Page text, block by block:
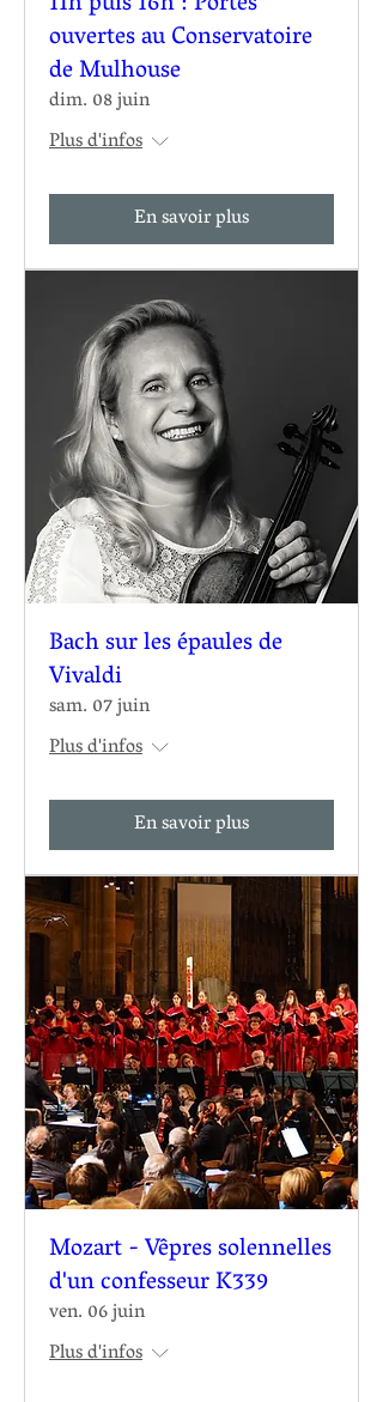
ouvertes au Conservatoire
de Mulhouse
dim. 08 juin
Plus d'infos
En savoir plus
Bach sur les épaules de
Vivaldi
sam. 07 juin
Plus d'infos
En savoir plus
Mozart - Vêpres solennelles
d'un confesseur K339
ven. 06 juin
Plus d'infos